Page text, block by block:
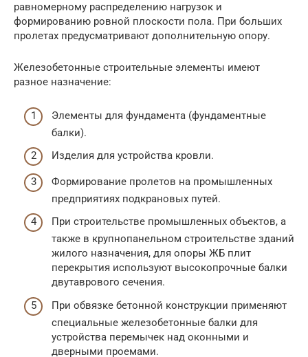
равномерному распределению нагрузок и
формированию ровной плоскости пола. При больших
пролетах предусматривают дополнительную опору.
Железобетонные строительные элементы имеют
разное назначение:
Элементы для фундамента (фундаментные
балки).
Изделия для устройства кровли.
Формирование пролетов на промышленных
предприятиях подкрановых путей.
При строительстве промышленных объектов, а
также в крупнопанельном строительстве зданий
жилого назначения, для опоры ЖБ плит
перекрытия используют высокопрочные балки
двутаврового сечения.
При обвязке бетонной конструкции применяют
специальные железобетонные балки для
устройства перемычек над оконными и
дверными проемами.